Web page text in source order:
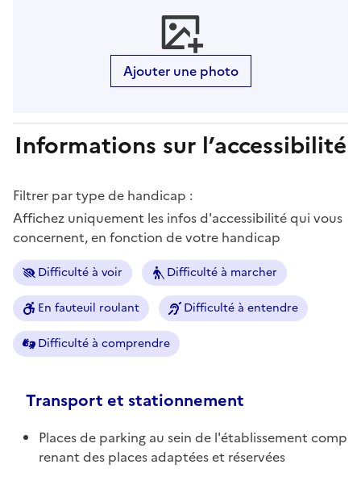
Ajouter une photo
Informations sur l’accessibilité
Filtrer par type de handicap :
Affichez uniquement les infos d'accessibilité qui vous
concernent, en fonction de votre handicap
Difficulté à voir Difficulté à marcher
En fauteuil roulant Difficulté à entendre
Difficulté à comprendre
Transport et stationnement
Places de parking au sein de l'établissement comp
renant des places adaptées et réservées